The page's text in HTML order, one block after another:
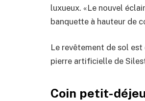
luxueux. «Le nouvel
banquette à hauteur de
Le revêtement de sol
pierre artificielle de
Coin petit-